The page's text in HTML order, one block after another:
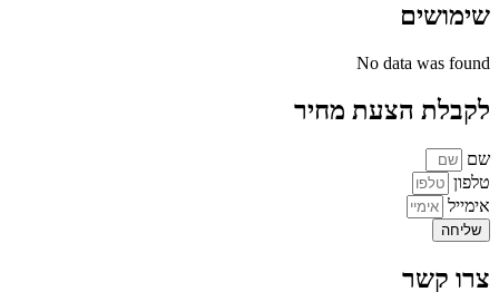
שימושים
No data was found
לקבלת הצעת מחיר
שם
טלפון
אימייל
שליחה
צרו קשר